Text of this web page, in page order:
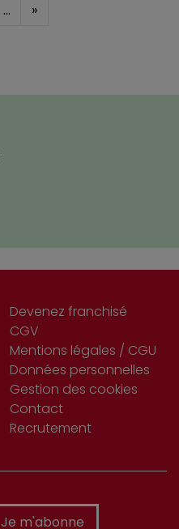
... »
Devenez franchisé
CGV
Mentions légales / CGU
Données personnelles
Gestion des cookies
Contact
Recrutement
Je m'abonne